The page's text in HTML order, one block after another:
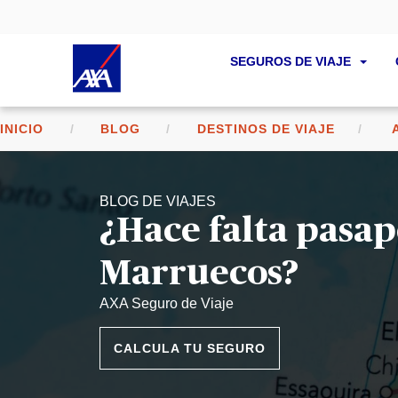
SEGUROS DE VIAJE
INICIO BLOG DESTINOS DE VIAJE
BLOG DE VIAJES
¿Hace falta
Marruecos?
AXA Seguro de Viaje
CALCULA TU SEGURO